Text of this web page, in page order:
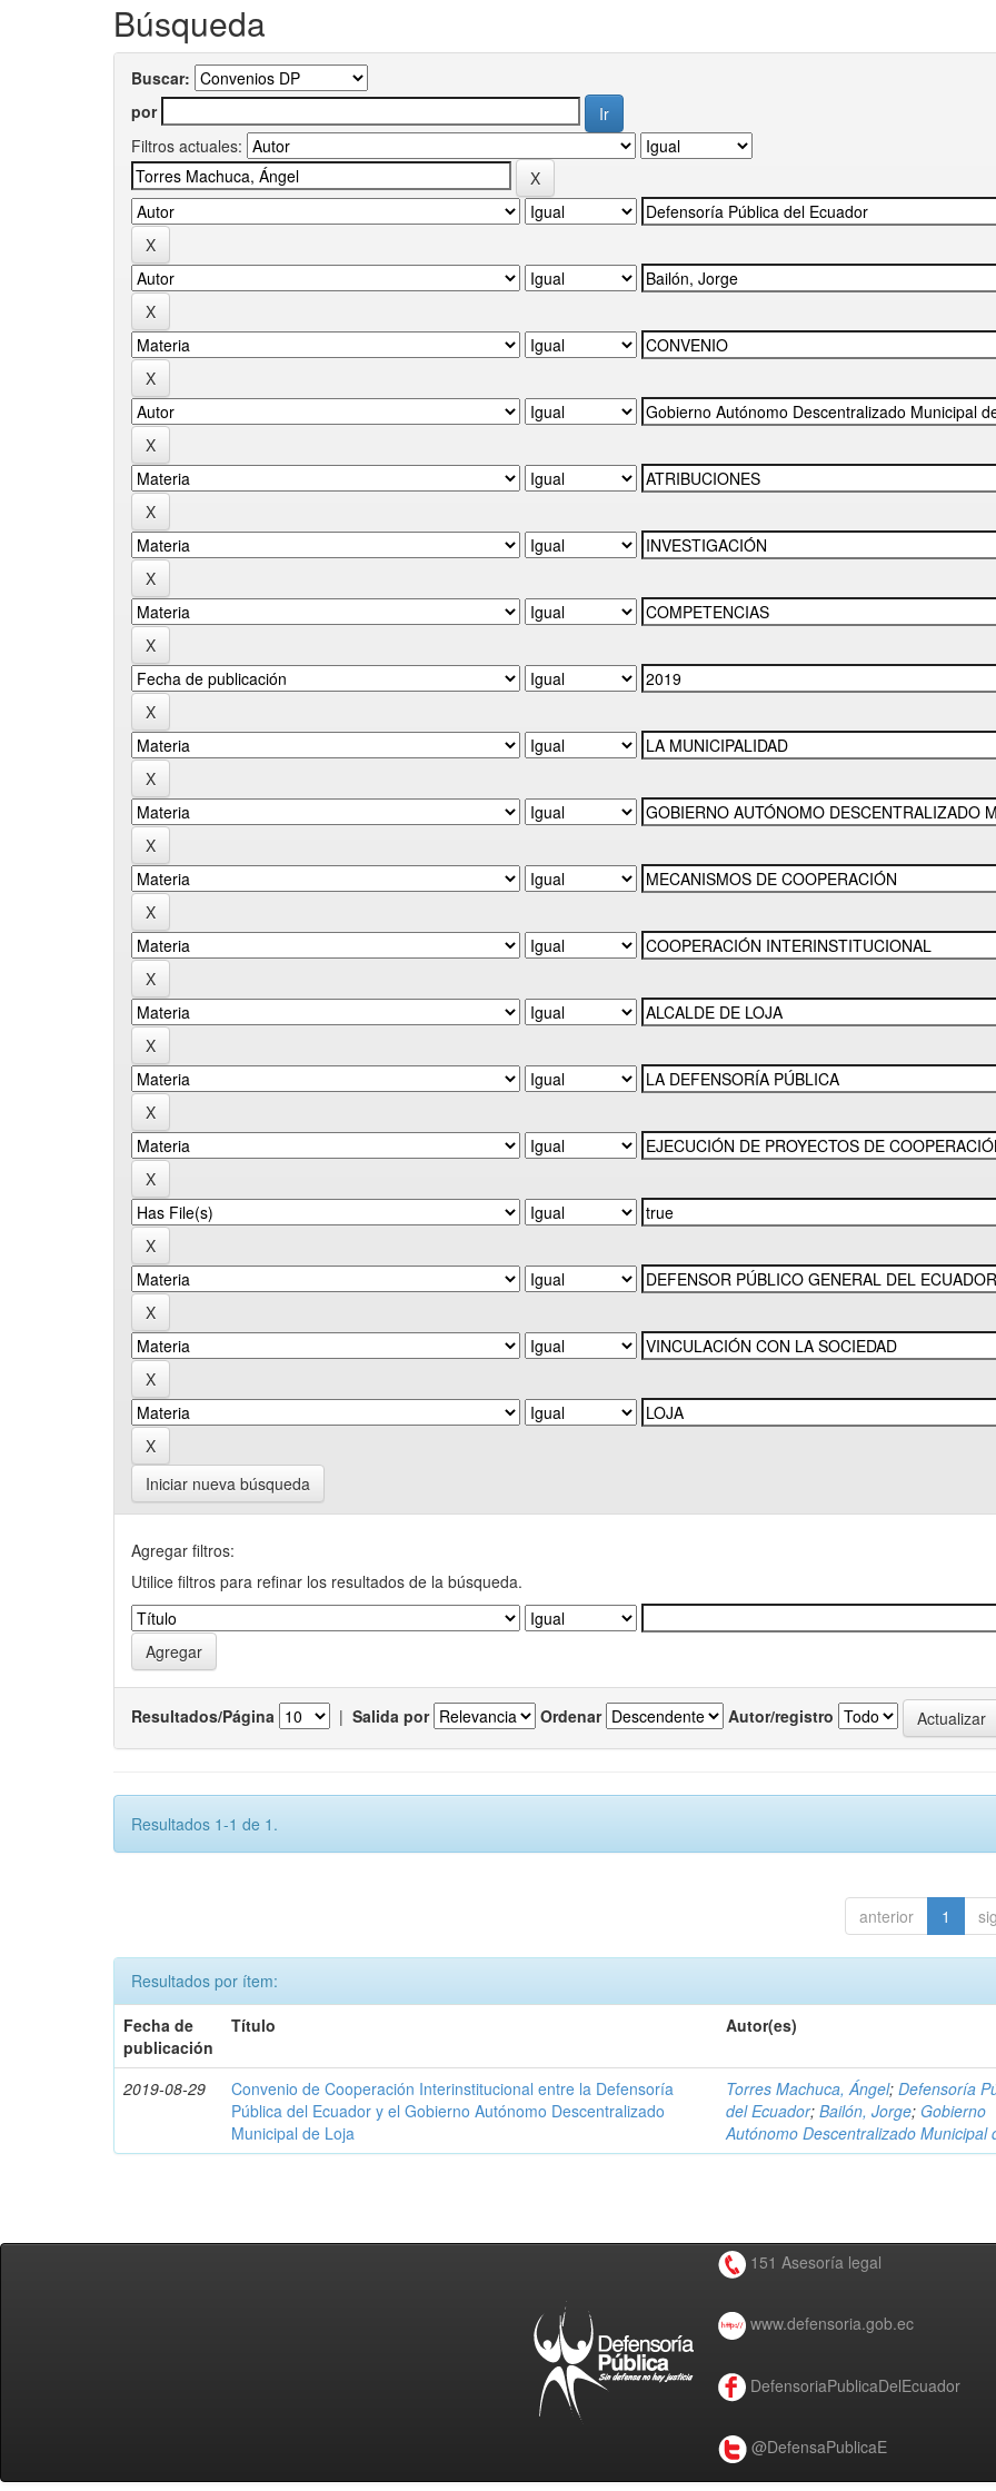
Búsqueda
Buscar:
por
Filtros actuales:
Iniciar nueva búsqueda
Agregar filtros:
Utilice filtros para refinar los resultados de la búsqueda.
Resultados/Página | Salida por Ordenar Autor/registro
Resultados 1-1 de 1.
anterior 1
Resultados por ítem:
Fecha de
publicación
Título Autor(es)
2019-08-29
Convenio de Cooperación Interinstitucional entre la Defensoría
Pública del Ecuador y el Gobierno Autónomo Descentralizado
Municipal de Loja
Torres Machuca, Ángel;Defensoría
del Ecuador;Bailón, Jorge; Gobierno
Autónomo Descentralizado Municipal
151 Asesoría legal
www.defensoria.gob.ec
DefensoriaPublicaDelEcuador
@DefensaPublicaE